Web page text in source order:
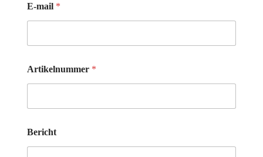
-
m
*
A
r
i
e
E-mail *
Artikelnummer *
Bericht